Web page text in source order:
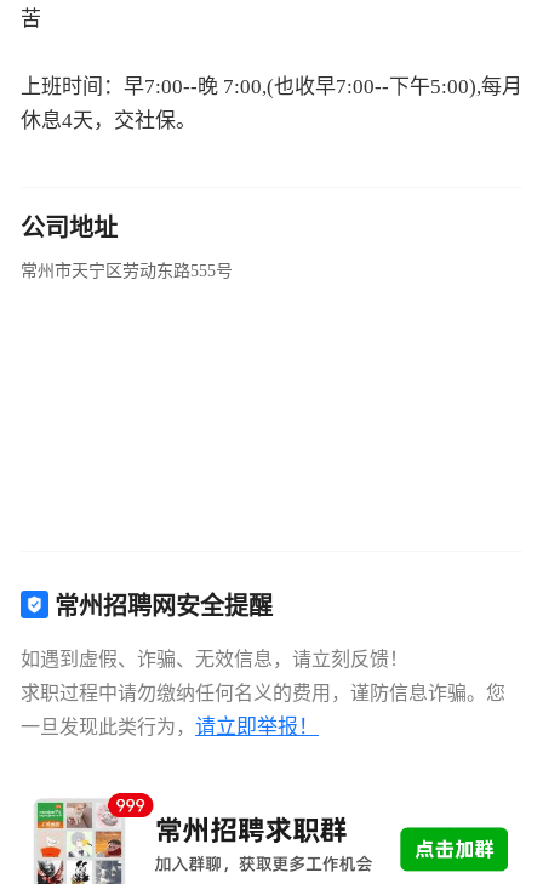
苦
上班时间：早7:00--晚 7:00,(也收早7:00--下午5:00),每月
休息4天，交社保。
公司地址
常州市天宁区劳动东路555号
常州招聘网安全提醒
如遇到虚假、诈骗、无效信息，请立刻反馈！
求职过程中请勿缴纳任何名义的费用，谨防信息诈骗。您
一旦发现此类行为， 请立即举报！